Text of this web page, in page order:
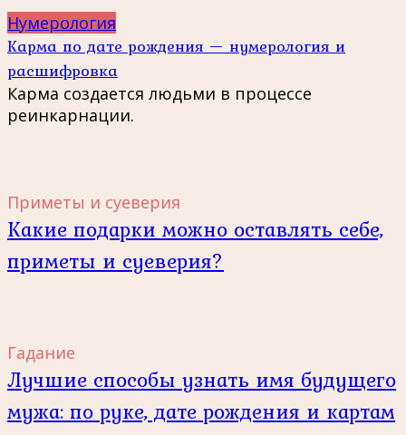
Нумерология
Карма по дате рождения — нумерология и
расшифровка
Карма создается людьми в процессе
реинкарнации.
Приметы и суеверия
Какие подарки можно оставлять себе,
приметы и суеверия?
Гадание
Лучшие способы узнать имя будущего
мужа: по руке, дате рождения и картам